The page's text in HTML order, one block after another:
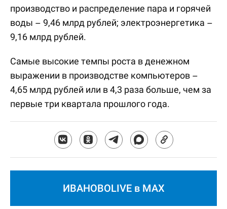
производство и распределение пара и горячей
воды – 9,46 млрд рублей; электроэнергетика –
9,16 млрд рублей.
Самые высокие темпы роста в денежном
выражении в производстве компьютеров –
4,65 млрд рублей или в 4,3 раза больше, чем за
первые три квартала прошлого года.
ИВАНОВОLIVE в MAX